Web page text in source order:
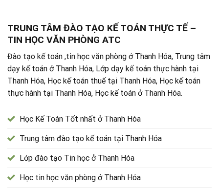
TRUNG TÂM ĐÀO TẠO KẾ TOÁN THỰC TẾ –
TIN HỌC VĂN PHÒNG ATC
Đào tạo kế toán ,tin học văn phòng ở Thanh Hóa, Trung tâm
dạy kế toán ở Thanh Hóa, Lớp dạy kế toán thực hành tại
Thanh Hóa, Học kế toán thuế tại Thanh Hóa, Học kế toán
thực hành tại Thanh Hóa, Học kế toán ở Thanh Hóa.
Học Kế Toán Tốt nhất ở Thanh Hóa
Trung tâm đào tạo kế toán tại Thanh Hóa
Lớp đào tạo Tin học ở Thanh Hóa
Học tin học văn phòng ở Thanh Hóa